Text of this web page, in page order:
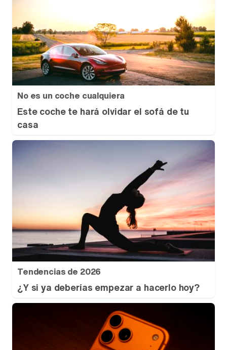
No es un coche cualquiera
Este coche te hará olvidar el sofá de tu
casa
Tendencias de 2026
¿Y si ya deberías empezar a hacerlo hoy?